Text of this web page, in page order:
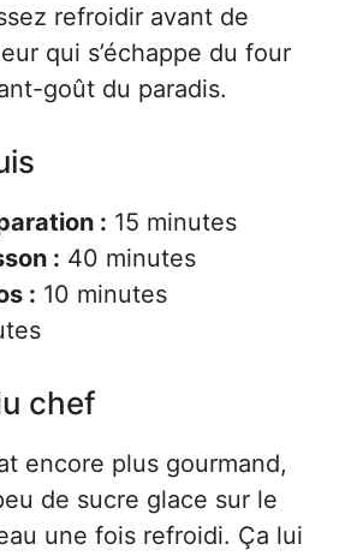
refroidir avant de
qui s’échappe du four
goût du paradis.
: 15 minutes
: 40 minutes
: 10 minutes
chef
encore plus gourmand,
de sucre glace sur le
une fois refroidi. Ça lui